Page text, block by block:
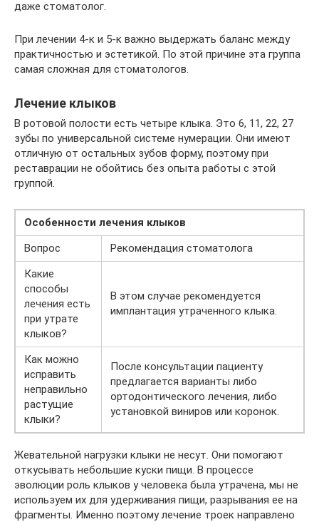
даже стоматолог.
При лечении 4-к и 5-к важно выдержать баланс между
практичностью и эстетикой. По этой причине эта группа
самая сложная для стоматологов.
Лечение клыков
В ротовой полости есть четыре клыка. Это 6, 11, 22, 27
зубы по универсальной системе нумерации. Они имеют
отличную от остальных зубов форму, поэтому при
реставрации не обойтись без опыта работы с этой
группой.
Особенности лечения клыков
Вопрос
Рекомендация стоматолога
Какие
способы
лечения есть
при утрате
клыков?
В этом случае рекомендуется
имплантация утраченного клыка.
Как можно
исправить
неправильно
растущие
клыки?
После консультации пациенту
предлагается варианты либо
ортодонтического лечения, либо
установкой виниров или коронок.
Жевательной нагрузки клыки не несут. Они помогают
откусывать небольшие куски пищи. В процессе
эволюции роль клыков у человека была утрачена, мы не
используем их для удерживания пищи, разрывания ее на
фрагменты. Именно поэтому лечение троек направлено